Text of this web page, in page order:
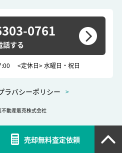
売却無料査定依頼
0761
<定休日> 水曜日・祝日
ラバシーポリシー
動産販売株式会社